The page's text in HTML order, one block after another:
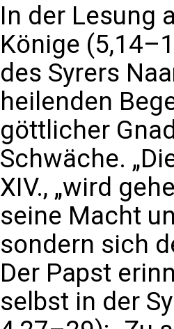
In der Lesung
Könige
des Syrers
heilenden
göttlicher
Schwäche.
XIV., „wird
seine Macht
sondern sich
Der Papst
selbst in der